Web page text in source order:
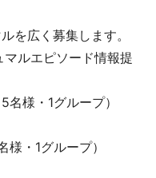
を広く募集します。
ルエピソード情報提
名様・1グループ）
様・1グループ）